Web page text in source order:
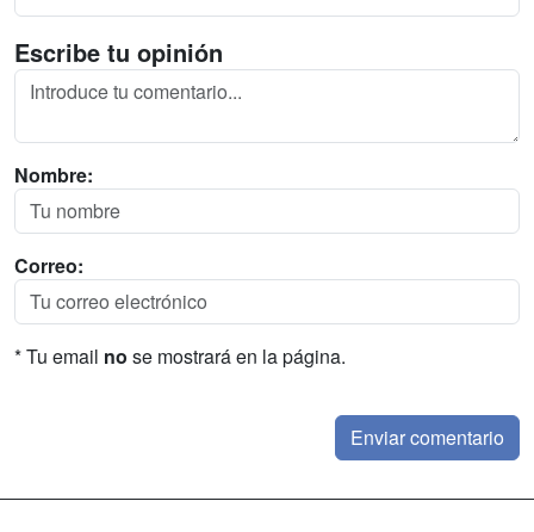
Escribe tu opinión
Nombre:
Correo:
* Tu email no se mostrará en la página.